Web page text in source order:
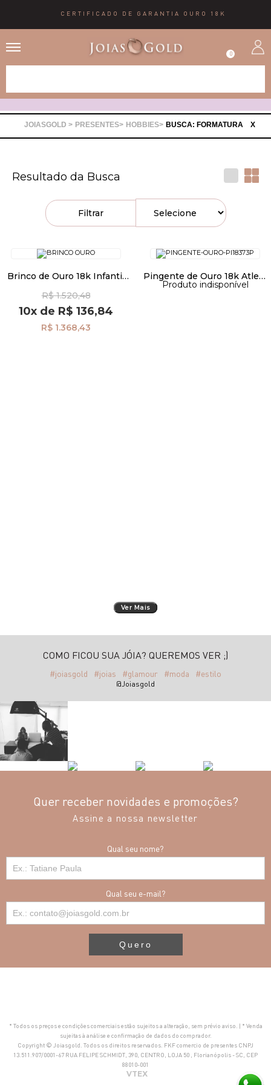
CERTIFICADO DE GARANTIA OURO 18K
0
PRESENTES HOBBIES BUSCA: FORMATURA X
Resultado da Busca
Filtrar
Brinco de Ouro 18k Infantil
R$ 1.520,48
10x de R$ 136,84
R$ 1.368,43
Pingente de Ouro 18k Atleta
Musculação/Fitness pi18373
Produto indisponível
Ver Mais
COMO FICOU SUA JÓIA? QUEREMOS VER ;)
#joiasgold #joias #glamour #moda #estilo
@Joiasgold
Quer receber novidades e promoções?
Assine a nossa newsletter
Qual seu nome?
Qual seu e-mail?
Quero
* Todos os preços e condições comerciais estão sujeitos a alteração, sem prévio aviso. | * Venda
sujeitas à análise e confirmação de dados do comprador.
Copyright © Joiasgold. Todos os direitos reservados. FKF comercio de presentes CNPJ
13.511.907/0001-67 RUA FELIPE SCHMIDT, 390, CENTRO, LOJA 50 , Florianópolis - SC, CEP
88010-001
VTEX
Anéis
Pulseiras